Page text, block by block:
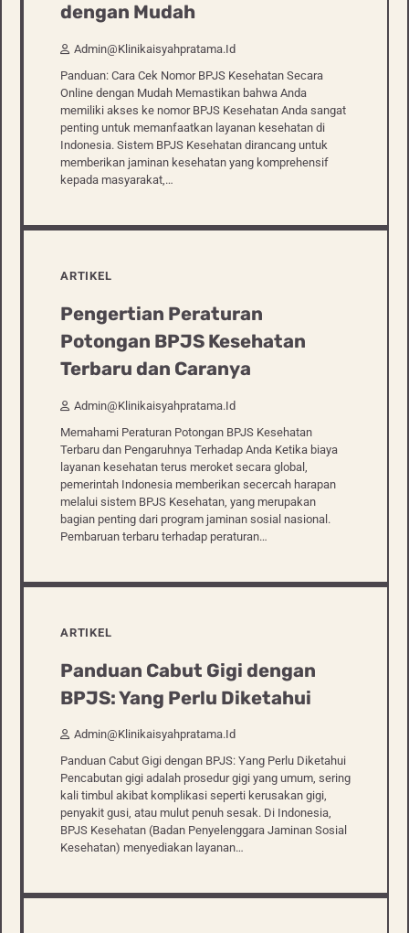
dengan Mudah
Admin@klinikaisyahpratama.id
Panduan: Cara Cek Nomor BPJS Kesehatan Secara
Online dengan Mudah Memastikan bahwa Anda
memiliki akses ke nomor BPJS Kesehatan Anda sangat
penting untuk memanfaatkan layanan kesehatan di
Indonesia. Sistem BPJS Kesehatan dirancang untuk
memberikan jaminan kesehatan yang komprehensif
kepada masyarakat,…
ARTIKEL
Pengertian Peraturan
Potongan BPJS Kesehatan
Terbaru dan Caranya
Admin@klinikaisyahpratama.id
Memahami Peraturan Potongan BPJS Kesehatan
Terbaru dan Pengaruhnya Terhadap Anda Ketika biaya
layanan kesehatan terus meroket secara global,
pemerintah Indonesia memberikan secercah harapan
melalui sistem BPJS Kesehatan, yang merupakan
bagian penting dari program jaminan sosial nasional.
Pembaruan terbaru terhadap peraturan…
ARTIKEL
Panduan Cabut Gigi dengan
BPJS: Yang Perlu Diketahui
Admin@klinikaisyahpratama.id
Panduan Cabut Gigi dengan BPJS: Yang Perlu Diketahui
Pencabutan gigi adalah prosedur gigi yang umum, sering
kali timbul akibat komplikasi seperti kerusakan gigi,
penyakit gusi, atau mulut penuh sesak. Di Indonesia,
BPJS Kesehatan (Badan Penyelenggara Jaminan Sosial
Kesehatan) menyediakan layanan…